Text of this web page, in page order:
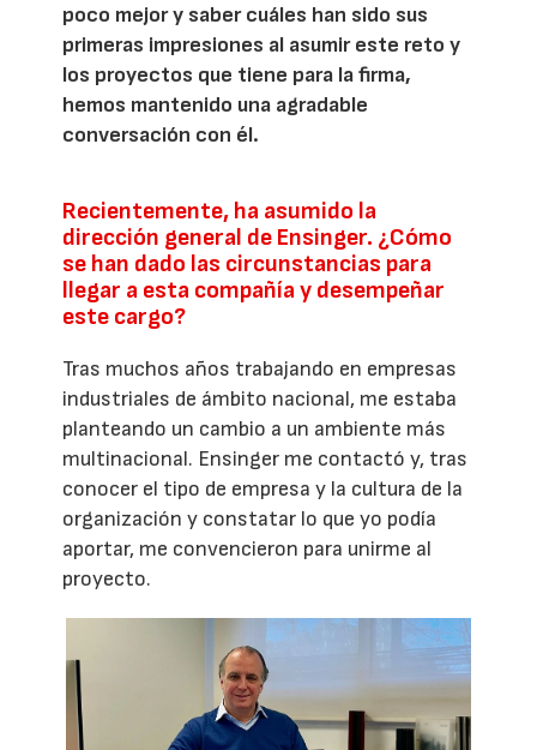
poco mejor y saber cuáles han sido sus
primeras impresiones al asumir este reto y
los proyectos que tiene para la firma,
hemos mantenido una agradable
conversación con él.
Recientemente, ha asumido la
dirección general de Ensinger. ¿Cómo
se han dado las circunstancias para
llegar a esta compañía y desempeñar
este cargo?
Tras muchos años trabajando en empresas
industriales de ámbito nacional, me estaba
planteando un cambio a un ambiente más
multinacional. Ensinger me contactó y, tras
conocer el tipo de empresa y la cultura de la
organización y constatar lo que yo podía
aportar, me convencieron para unirme al
proyecto.